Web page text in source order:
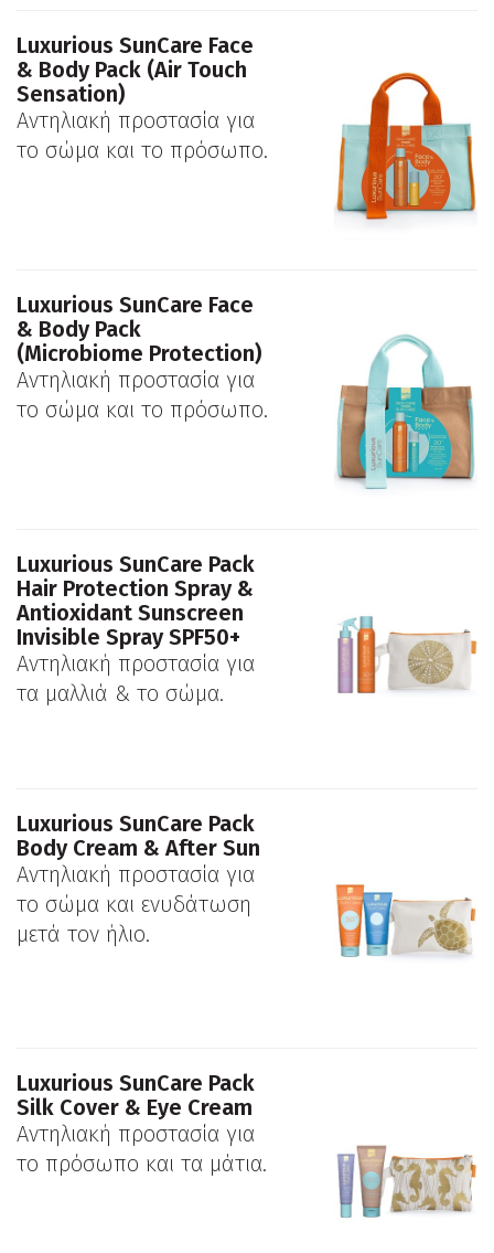
Luxurious SunCare Face
& Body Pack (Air Touch
Sensation)
Αντηλιακή προστασία για
το σώμα και το πρόσωπο.
Luxurious SunCare Face
& Body Pack
(Microbiome Protection)
Αντηλιακή προστασία για
το σώμα και το πρόσωπο.
Luxurious SunCare Pack
Hair Protection Spray &
Antioxidant Sunscreen
Invisible Spray SPF50+
Αντηλιακή προστασία για
τα μαλλιά & το σώμα.
Luxurious SunCare Pack
Body Cream & After Sun
Αντηλιακή προστασία για
το σώμα και ενυδάτωση
μετά τον ήλιο.
Luxurious SunCare Pack
Silk Cover & Eye Cream
Αντηλιακή προστασία για
το πρόσωπο και τα μάτια.